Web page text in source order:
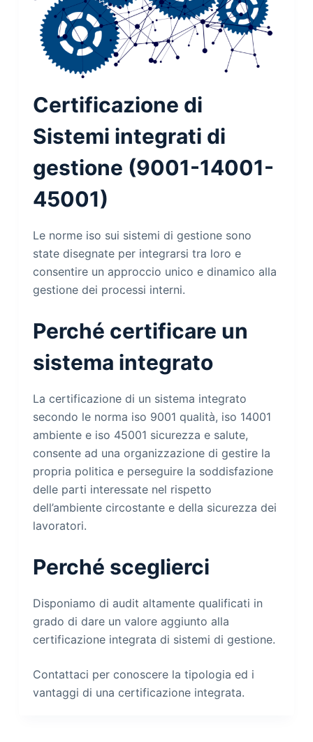
Certificazione di
Sistemi integrati di
gestione (9001-14001-
45001)
Le norme iso sui sistemi di gestione sono
state disegnate per integrarsi tra loro e
consentire un approccio unico e dinamico alla
gestione dei processi interni.
Perché certificare un
sistema integrato
La certificazione di un sistema integrato
secondo le norma iso 9001 qualità, iso 14001
ambiente e iso 45001 sicurezza e salute,
consente ad una organizzazione di gestire la
propria politica e perseguire la soddisfazione
delle parti interessate nel rispetto
dell’ambiente circostante e della sicurezza dei
lavoratori.
Perché sceglierci
Disponiamo di audit altamente qualificati in
grado di dare un valore aggiunto alla
certificazione integrata di sistemi di gestione.
Contattaci per conoscere la tipologia ed i
vantaggi di una certificazione integrata.